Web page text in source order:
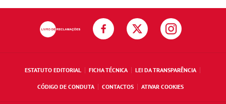
ESTATUTO EDITORIAL FICHA TÉCNICA LEI DA TRANSPARÊNCIA
CÓDIGO DE CONDUTA CONTACTOS ATIVAR COOKIES